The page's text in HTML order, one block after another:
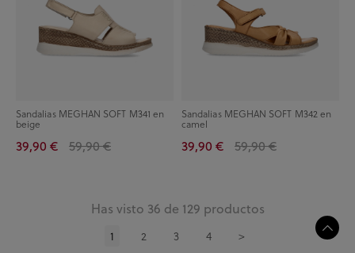
Sandalias MEGHAN SOFT M341 en
beige
39,90 € 59,90 €
Sandalias MEGHAN SOFT M342 en
camel
39,90 € 59,90 €
Has visto 36 de 129 productos
1 2 3 4 >